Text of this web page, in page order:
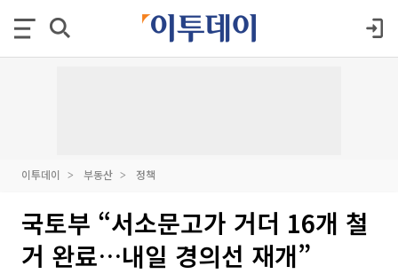
이투데이 부동산 정책
국토부 “서소문고가 거더 16개 철
거 완료…내일 경의선 재개”